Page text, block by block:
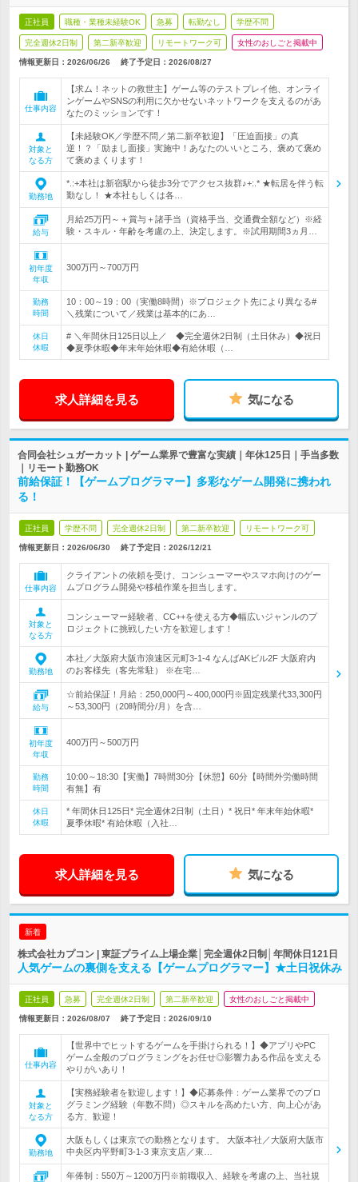
正社員 職種・業種未経験OK 急募 転勤なし 学歴不問
完全週休2日制 第二新卒歓迎 リモートワーク可 女性のおしごと掲載中
情報更新日：2026/06/26 終了予定日： 2026/08/27
仕事内容
【求ム！ネットの救世主】ゲーム等のテストプレイ他、オンライ
ンゲームやSNSの利用に欠かせないネットワークを支えるのがあ
なたのミッションです！
対象と
なる方
【未経験OK／学歴不問／第二新卒歓迎】「圧迫面接」の真
逆！？「励まし面接」実施中！あなたのいいところ、褒めて褒め
て褒めまくります！
勤務地
*.:+本社は新宿駅から徒歩3分でアクセス抜群♪+:.* ★転居を伴う転
勤なし！ ★本社もしくは各…
給与
月給25万円～＋賞与＋諸手当（資格手当、交通費全額など）※経
験・スキル・年齢を考慮の上、決定します。※試用期間3ヵ月…
初年度
年収
300万円～700万円
勤務
時間
10：00～19：00（実働8時間）※プロジェクト先により異なる#
＼残業について／残業は基本的にあ…
休日
休暇
# ＼年間休日125日以上／ ◆完全週休2日制（土日休み）◆祝日
◆夏季休暇◆年末年始休暇◆有給休暇（…
求人詳細を見る 気になる
合同会社シュガーカット | ゲーム業界で豊富な実績｜年休125日｜手当多数
｜リモート勤務OK
前給保証！【ゲームプログラマー】多彩なゲーム開発に携われ
る！
正社員 学歴不問 完全週休2日制 第二新卒歓迎 リモートワーク可
情報更新日：2026/06/30 終了予定日： 2026/12/21
仕事内容
クライアントの依頼を受け、コンシューマーやスマホ向けのゲー
ムプログラム開発や移植作業を担当します。
対象と
なる方
コンシューマー経験者、CC++を使える方◆幅広いジャンルのプ
ロジェクトに挑戦したい方を歓迎します！
勤務地
本社／大阪府大阪市浪速区元町3-1-4 なんばAKビル2F 大阪府内
のお客様先（客先常駐） ※在宅…
給与
☆前給保証！月給：250,000円～400,000円※固定残業代33,300円
～53,300円（20時間分/月）を含…
初年度
年収
400万円～500万円
勤務
時間
10:00～18:30【実働】7時間30分【休憩】60分【時間外労働時間
有無】有
休日
休暇
* 年間休日125日* 完全週休2日制（土日）* 祝日* 年末年始休暇*
夏季休暇* 有給休暇（入社…
求人詳細を見る 気になる
新着
株式会社カプコン | 東証プライム上場企業│完全週休2日制│年間休日121日
人気ゲームの裏側を支える【ゲームプログラマー】★土日祝休み
正社員 急募 完全週休2日制 第二新卒歓迎 女性のおしごと掲載中
情報更新日：2026/08/07 終了予定日： 2026/09/10
仕事内容
【世界中でヒットするゲームを手掛けられる！】◆アプリやPC
ゲーム全般のプログラミングをお任せ◎影響力ある作品を支える
やりがいあり！
対象と
なる方
【実務経験者を歓迎します！】◆応募条件：ゲーム業界でのプロ
グラミング経験（年数不問）◎スキルを高めたい方、向上心があ
る方、歓迎！
勤務地
大阪もしくは東京での勤務となります。 大阪本社／大阪府大阪市
中央区内平野町3-1-3 東京支店／東…
年俸制：550万～1200万円※前職収入、経験を考慮の上、当社規